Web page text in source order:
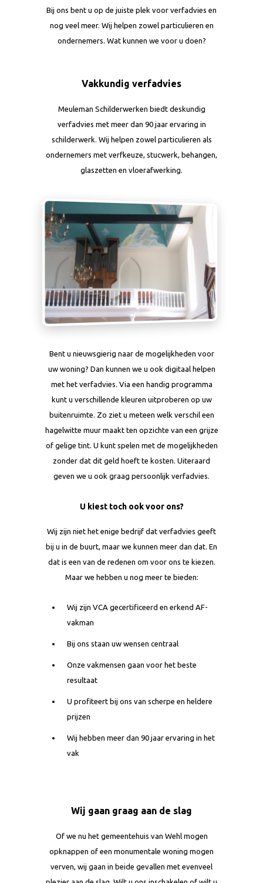
Bij ons bent u op de juiste plek voor verfadvies en
nog veel meer. Wij helpen zowel particulieren en
ondernemers. Wat kunnen we voor u doen?
Vakkundig verfadvies
Meuleman Schilderwerken biedt deskundig
verfadvies met meer dan 90 jaar ervaring in
schilderwerk. Wij helpen zowel particulieren als
ondernemers met verfkeuze, stucwerk, behangen,
glaszetten en vloerafwerking.
Bent u nieuwsgierig naar de mogelijkheden voor
uw woning? Dan kunnen we u ook digitaal helpen
met het verfadvies. Via een handig programma
kunt u verschillende kleuren uitproberen op uw
buitenruimte. Zo ziet u meteen welk verschil een
hagelwitte muur maakt ten opzichte van een grijze
of gelige tint. U kunt spelen met de mogelijkheden
zonder dat dit geld hoeft te kosten. Uiteraard
geven we u ook graag persoonlijk verfadvies.
U kiest toch ook voor ons?
Wij zijn niet het enige bedrijf dat verfadvies geeft
bij u in de buurt, maar we kunnen meer dan dat. En
dat is een van de redenen om voor ons te kiezen.
Maar we hebben u nog meer te bieden:
Wij zijn VCA gecertificeerd en erkend AF-
vakman
Bij ons staan uw wensen centraal
Onze vakmensen gaan voor het beste
resultaat
U profiteert bij ons van scherpe en heldere
prijzen
Wij hebben meer dan 90 jaar ervaring in het
vak
Wij gaan graag aan de slag
Of we nu het gemeentehuis van Wehl mogen
opknappen of een monumentale woning mogen
verven, wij gaan in beide gevallen met evenveel